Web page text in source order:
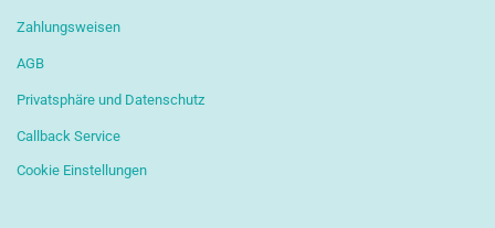
Zahlungsweisen
AGB
Privatsphäre und Datenschutz
Callback Service
Cookie Einstellungen